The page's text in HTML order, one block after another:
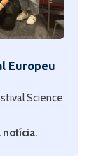
Europeu
Science
notícia.